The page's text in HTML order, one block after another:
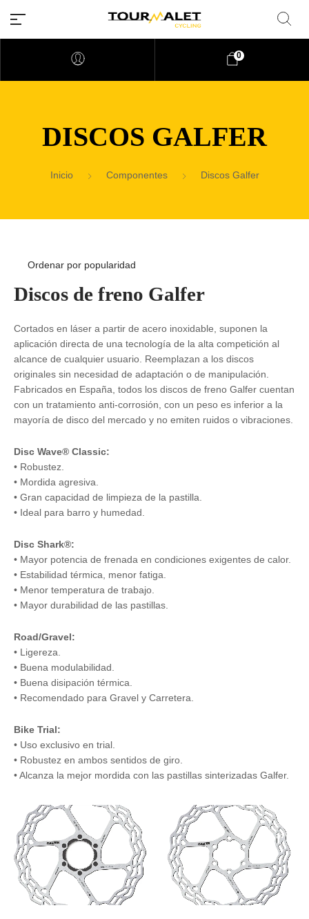
0
DISCOS GALFER
Inicio Componentes Discos Galfer
Discos de freno Galfer
Cortados en láser a partir de acero inoxidable, suponen la
aplicación directa de una tecnología de la alta competición al
alcance de cualquier usuario. Reemplazan a los discos
originales sin necesidad de adaptación o de manipulación.
Fabricados en España, todos los discos de freno Galfer cuentan
con un tratamiento anti-corrosión, con un peso es inferior a la
mayoría de disco del mercado y no emiten ruidos o vibraciones.
Disc Wave® Classic:
• Robustez.
• Mordida agresiva.
• Gran capacidad de limpieza de la pastilla.
• Ideal para barro y humedad.
Disc Shark®:
• Mayor potencia de frenada en condiciones exigentes de calor.
• Estabilidad térmica, menor fatiga.
• Menor temperatura de trabajo.
• Mayor durabilidad de las pastillas.
Road/Gravel:
• Ligereza.
• Buena modulabilidad.
• Buena disipación térmica.
• Recomendado para Gravel y Carretera.
Bike Trial:
• Uso exclusivo en trial.
• Robustez en ambos sentidos de giro.
• Alcanza la mejor mordida con las pastillas sinterizadas Galfer.